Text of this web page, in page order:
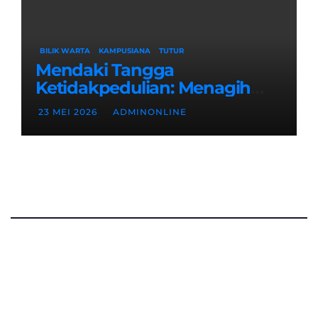
BILIK WARTA KAMPUSIANA TUTUR
Mendaki Tangga
Ketidakpedulian: Menagih
Hak Disabilitas yang
23 MEI 2026 ADMINONLINE